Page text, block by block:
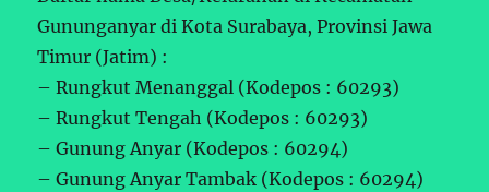
Gununganyar di Kota Surabaya, Provinsi Jawa
Timur (Jatim) :
– Rungkut Menanggal (Kodepos : 60293)
– Rungkut Tengah (Kodepos : 60293)
– Gunung Anyar (Kodepos : 60294)
– Gunung Anyar Tambak (Kodepos : 60294)